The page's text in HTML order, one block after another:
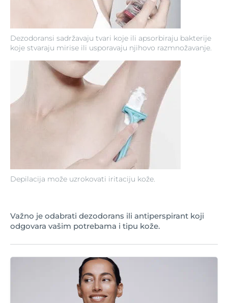
Dezodoransi sadržavaju tvari koje ili apsorbiraju bakterije
koje stvaraju mirise ili usporavaju njihovo razmnožavanje.
Depilacija može uzrokovati iritaciju kože.
Važno je odabrati dezodorans ili antiperspirant koji
odgovara vašim potrebama i tipu kože.